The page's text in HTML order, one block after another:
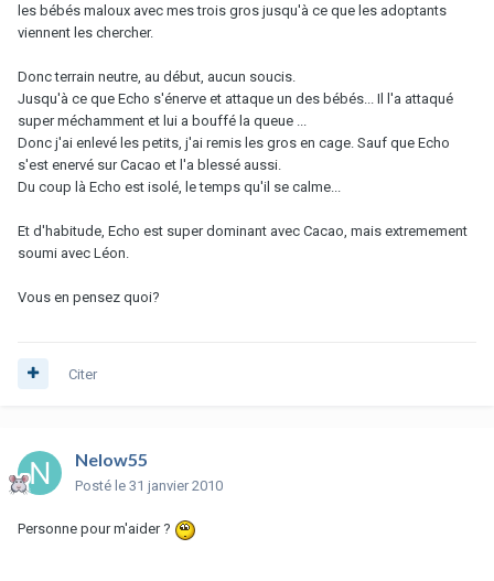
les bébés maloux avec mes trois gros jusqu'à ce que les adoptants
viennent les chercher.
Donc terrain neutre, au début, aucun soucis.
Jusqu'à ce que Echo s'énerve et attaque un des bébés... Il l'a attaqué
super méchamment et lui a bouffé la queue ...
Donc j'ai enlevé les petits, j'ai remis les gros en cage. Sauf que Echo
s'est enervé sur Cacao et l'a blessé aussi.
Du coup là Echo est isolé, le temps qu'il se calme...
Et d'habitude, Echo est super dominant avec Cacao, mais extremement
soumi avec Léon.
Vous en pensez quoi?
Citer
Nelow55
Posté le 31 janvier 2010
Personne pour m'aider ?